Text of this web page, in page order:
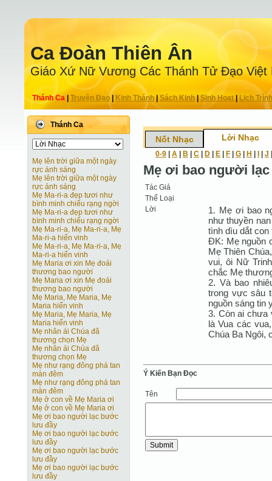
Ca Ðoàn Thiên Ân
Giáo Xứ Nữ Vương Các Thánh Tử Ðạo Việt
Thánh Ca Truyện Ðạo| Kinh Thánh Sách Kinh|Sinh Hoạt| Lịch Trình
Thánh Ca
Mẹ lên trời giữa một ngày
rực ánh sáng
Mẹ lên trời giữa một ngày
rực ánh sáng
Mẹ Ma-ri-a đẹp tươi như
bình minh chiếu rạng ngời
Mẹ Ma-ri-a đẹp tươi như
bình minh chiếu rạng ngời
Mẹ Ma-ri-a, Mẹ Ma-ri-a, Mẹ
Ma-ri-a hiển vinh
Mẹ Ma-ri-a, Mẹ Ma-ri-a, Mẹ
Ma-ri-a hiển vinh
Mẹ Maria ơi xin Mẹ đoái
thương bao người
Mẹ Maria ơi xin Mẹ đoái
thương bao người
Mẹ Maria, Mẹ Maria, Mẹ
Maria hiển vinh
Mẹ Maria, Mẹ Maria, Mẹ
Maria hiển vinh
Mẹ nhân ái Chúa đã
thương chọn Mẹ
Mẹ nhân ái Chúa đã
thương chọn Mẹ
Mẹ như rạng đông phá tan
màn đêm
Mẹ như rạng đông phá tan
màn đêm
Mẹ ở con về Mẹ Maria ơi
Mẹ ở con về Mẹ Maria ơi
Mẹ ơi bao người lạc bước
lưu đầy
Mẹ ơi bao người lạc bước
lưu đầy
Mẹ ơi bao người lạc bước
lưu đầy
Mẹ ơi bao người lạc bước
lưu đầy
Nốt Nhạc Lời Nhạc
0-9 A B C D E F G H J
Mẹ ơi bao người
Tác Giả
Thể Loại
Lời
1. Mẹ ơi bao
như thuyền
tình dìu dắt con
ÐK: Mẹ nguồn
Mẹ Thiên
vui, ôi Nữ
chắc Mẹ
2. Và bao
trong vực sâu
nguồn sáng tin
3. Còn ai chưa
là Vua các
Chúa Ba Ngôi,
Ý Kiến Bạn Ðọc
Tên